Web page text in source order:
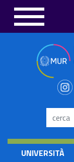
Search
UNIVERSITÀ